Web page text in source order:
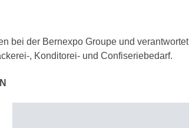
bei der Bernexpo Groupe und verantwortet
, Konditorei- und Confiseriebedarf.